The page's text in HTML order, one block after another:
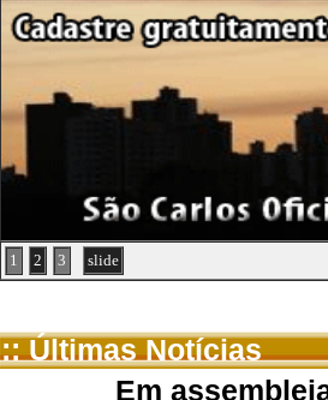
1 2 3 slide
:: Últimas Notícias
Em